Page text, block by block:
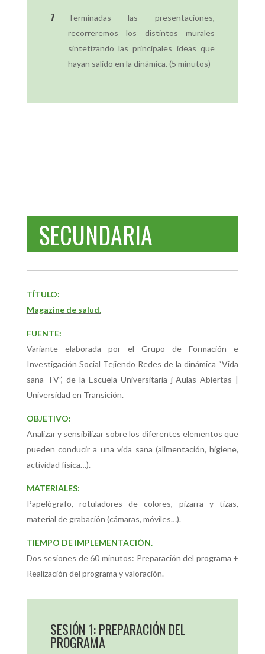
Terminadas las presentaciones,
recorreremos los distintos murales
sintetizando las principales ideas que
hayan salido en la dinámica. (5 minutos)
SECUNDARIA
TÍTULO:
Magazine de salud.
FUENTE:
Variante elaborada por el Grupo de Formación e
Investigación Social Tejiendo Redes de la dinámica “Vida
sana TV”, de la Escuela Universitaria j-Aulas Abiertas |
Universidad en Transición.
OBJETIVO:
Analizar y sensibilizar sobre los diferentes elementos que
pueden conducir a una vida sana (alimentación, higiene,
actividad física…).
MATERIALES:
Papelógrafo, rotuladores de colores, pizarra y tizas,
material de grabación (cámaras, móviles…).
TIEMPO DE IMPLEMENTACIÓN.
Dos sesiones de 60 minutos: Preparación del programa +
Realización del programa y valoración.
SESIÓN 1: PREPARACIÓN DEL
PROGRAMA